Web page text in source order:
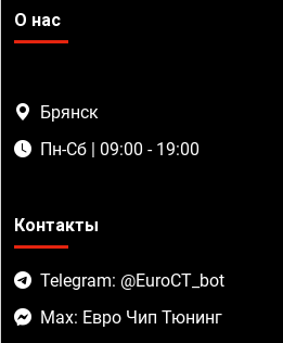
О нас
Брянск
Пн-Сб | 09:00 - 19:00
Контакты
Telegram: @EuroCT_bot
Max: Евро Чип Тюнинг